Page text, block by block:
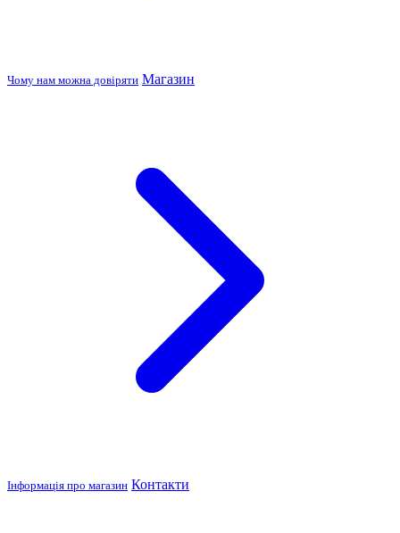
Чому нам можна довіряти Магазин
Інформація про магазин Контакти